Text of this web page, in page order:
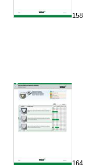
158
164